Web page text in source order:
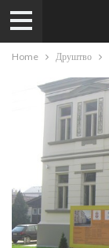
Home Друштво